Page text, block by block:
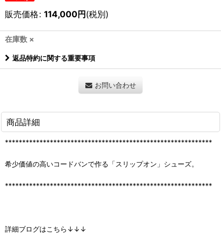
販売価格: 114,000円(税別)
在庫数 ×
返品特約に関する重要事項
お問い合わせ
商品詳細
************************************************************
希少価値の高いコードバンで作る「スリップオン」シューズ。
************************************************************
詳細ブログはこちら↓↓↓